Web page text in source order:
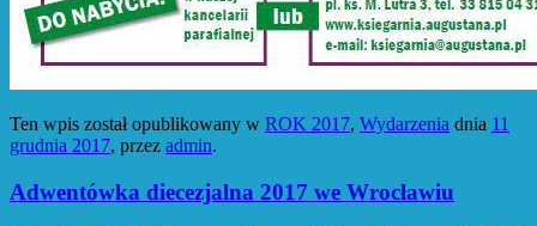
Ten wpis został opublikowany w ROK 2017, Wydarzenia dnia 11
grudnia 2017, przez admin.
Adwentówka diecezjalna 2017 we Wrocławiu